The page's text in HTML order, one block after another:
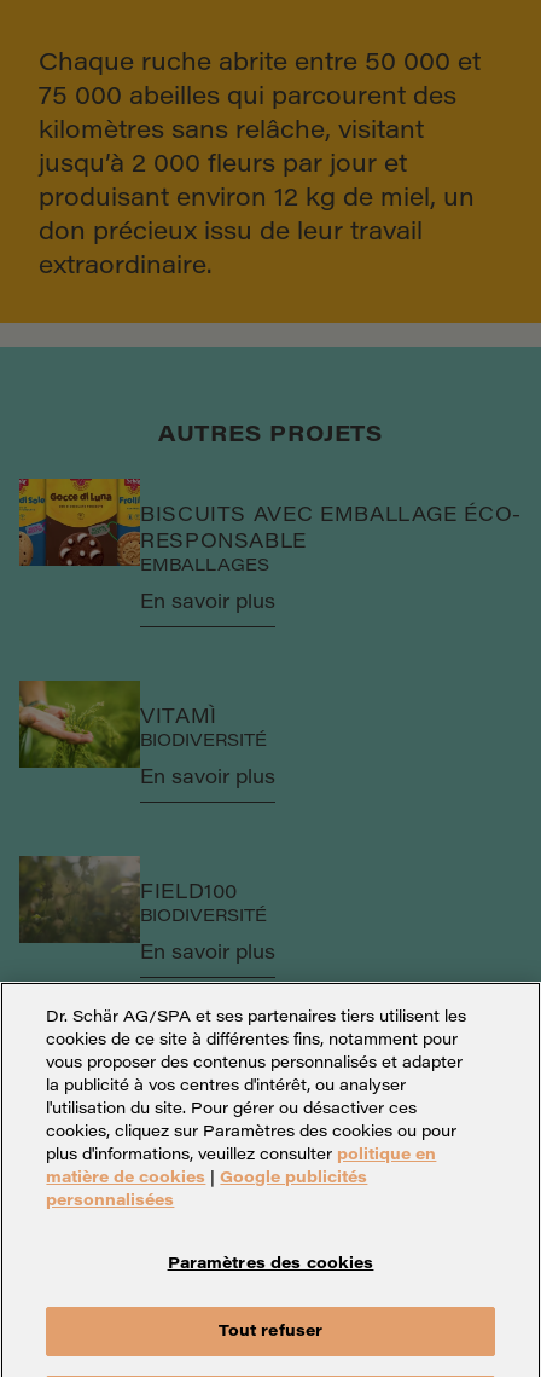
Chaque ruche abrite entre 50 000 et
75 000 abeilles qui parcourent des
kilomètres sans relâche, visitant
jusqu’à 2 000 fleurs par jour et
produisant environ 12 kg de miel, un
don précieux issu de leur travail
extraordinaire.
AUTRES PROJETS
BISCUITS AVEC EMBALLAGE ÉCO-
RESPONSABLE
EMBALLAGES
En savoir plus
VITAMÌ
BIODIVERSITÉ
En savoir plus
FIELD100
BIODIVERSITÉ
En savoir plus
Mentions légales
Whistleblowing
Contact
Dr. Schär AG/SPA et ses partenaires tiers utilisent les
cookies de ce site à différentes fins, notamment pour
vous proposer des contenus personnalisés et adapter
la publicité à vos centres d'intérêt, ou analyser
l'utilisation du site. Pour gérer ou désactiver ces
cookies, cliquez sur Paramètres des cookies ou pour
plus d'informations, veuillez consulter politique en
matière de cookies |Google publicités
personnalisées
Paramètres des cookies
Tout refuser